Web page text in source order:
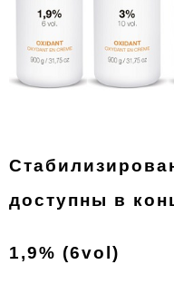
доступны в
1,9% (6vol)